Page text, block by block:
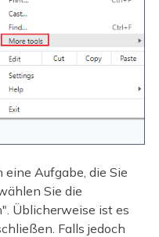
Aufgabe, die Sie
Sie die
Üblicherweise ist es
Falls jedoch